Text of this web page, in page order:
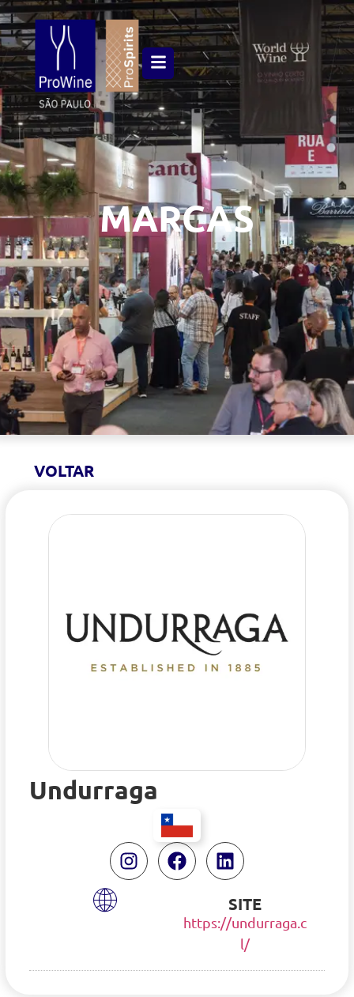
MARCAS
VOLTAR
Undurraga
SITE
https://undurraga.c
l/